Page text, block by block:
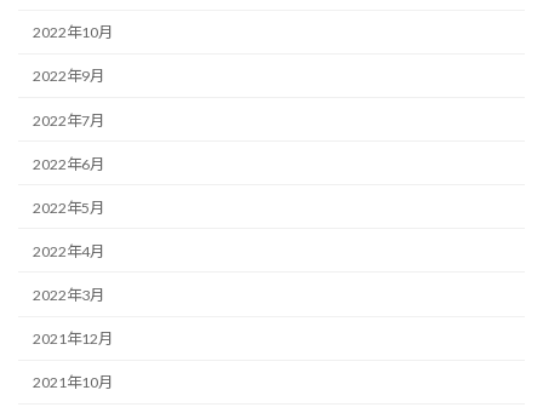
2022年10月
2022年9月
2022年7月
2022年6月
2022年5月
2022年4月
2022年3月
2021年12月
2021年10月